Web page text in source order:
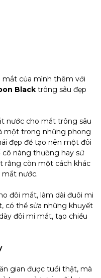
mắt của mình thêm với
Black trông sâu đẹp
nước cho mắt trông sâu
một trong những phong
đẹp để tạo nên một đôi
cô nàng thường hay sử
rằng còn một cách khác
mắt nước.
đôi mắt, làm dài đuôi mi
có thể sửa những khuyết
đôi mi mắt, tạo chiều
gian được tuổi thật, mà